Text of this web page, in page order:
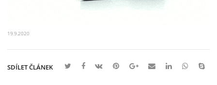
19.9.2020
SDÍLET ČLÁNEK